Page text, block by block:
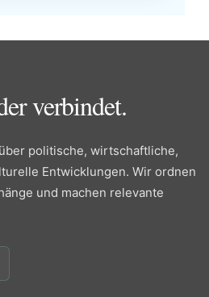
verbindet.
politische, wirtschaftliche,
Entwicklungen. Wir ordnen
und machen relevante